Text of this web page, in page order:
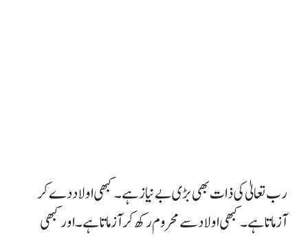
رب تعالیٰ کی ذات بھی بڑی بے نیاز ہے۔ کبھی اولاد دے کر
آزماتا ہے۔ کبھی اولاد سے محروم رکھ کر آزماتا ہے ۔ اور کبھی